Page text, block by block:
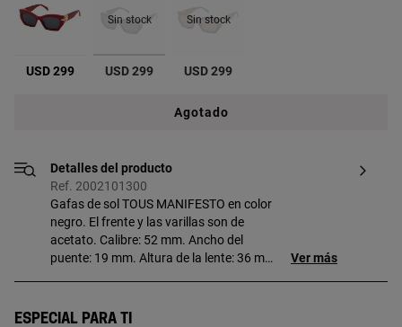
USD 299
Sin stock
seleccionado
USD 299
Sin stock
USD 299
Agotado
Detalles del producto
Ref. 2002101300
Gafas de sol TOUS MANIFESTO en color
negro. El frente y las varillas son de
acetato. Calibre: 52 mm. Ancho del
puente: 19 mm. Altura de la lente: 36 mm.
graduación. Lentes con degradado gris.
Ver más
Especial para ti